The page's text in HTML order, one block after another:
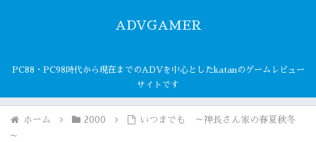
ADVGAMER
PC88・PC98時代から現在までのADVを中心としたkatanのゲームレビュー
サイトです
ホーム 2000
いつまでも ～神長さん家の春夏秋冬
～